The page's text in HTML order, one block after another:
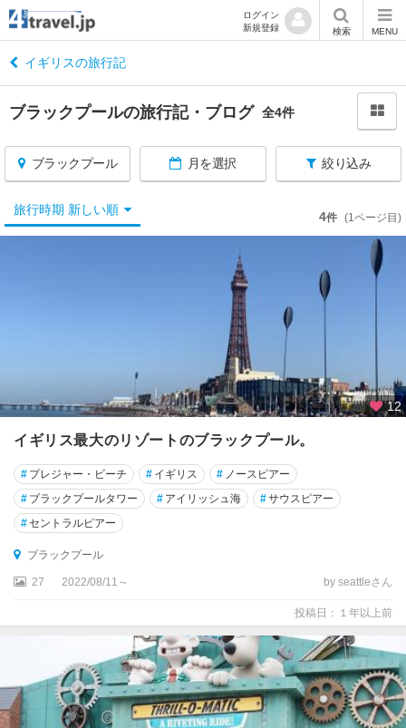
ログイン
新規登録
検索 MENU
イギリスの旅行記
ブラックプールの旅行記・ブログ 全4件
ブラックプール 月を選択 絞り込み
イ
ギ
リ
ス
エ
ン
バ
ラ
★
ッ
ク
★
旅行時期 新しい順 4件 (1ページ目)
12
イギリス最大のリゾートのブラックプール。
# プレジャー・ビーチ # イギリス # ノースピアー
# ブラックプールタワー # アイリッシュ海 #サウスピアー
#セントラルピアー
ブラックプール
27 2022/08/11～ by seattleさん
投稿日：１年以上前